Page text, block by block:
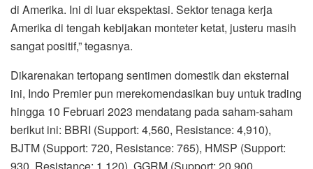
di Amerika. Ini di luar ekspektasi. Sektor tenaga kerja
Amerika di tengah kebijakan monteter ketat, justeru masih
sangat positif,” tegasnya.
Dikarenakan tertopang sentimen domestik dan eksternal
ini, Indo Premier pun merekomendasikan buy untuk trading
hingga 10 Februari 2023 mendatang pada saham-saham
berikut ini: BBRI (Support: 4,560, Resistance: 4,910),
BJTM (Support: 720, Resistance: 765), HMSP (Support:
930, Resistance: 1,120), GGRM (Support: 20,900